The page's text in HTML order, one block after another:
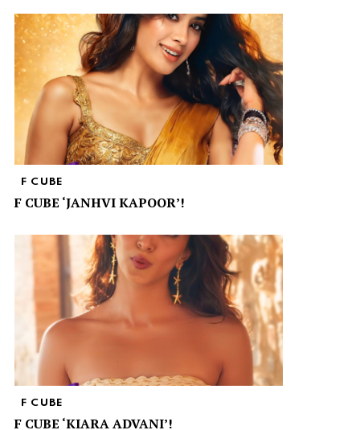
F CUBE
F CUBE ‘JANHVI KAPOOR’!
F CUBE
F CUBE ‘KIARA ADVANI’!